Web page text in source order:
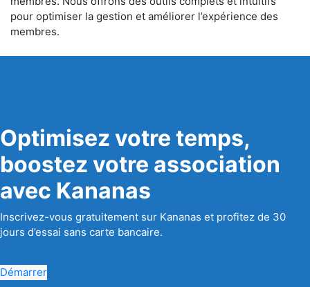
pour optimiser la gestion et améliorer l’expérience des
membres.
Optimisez votre temps,
boostez votre association
avec Kananas
Inscrivez-vous gratuitement sur Kananas et profitez de 30
jours d’essai sans carte bancaire.
Démarrer